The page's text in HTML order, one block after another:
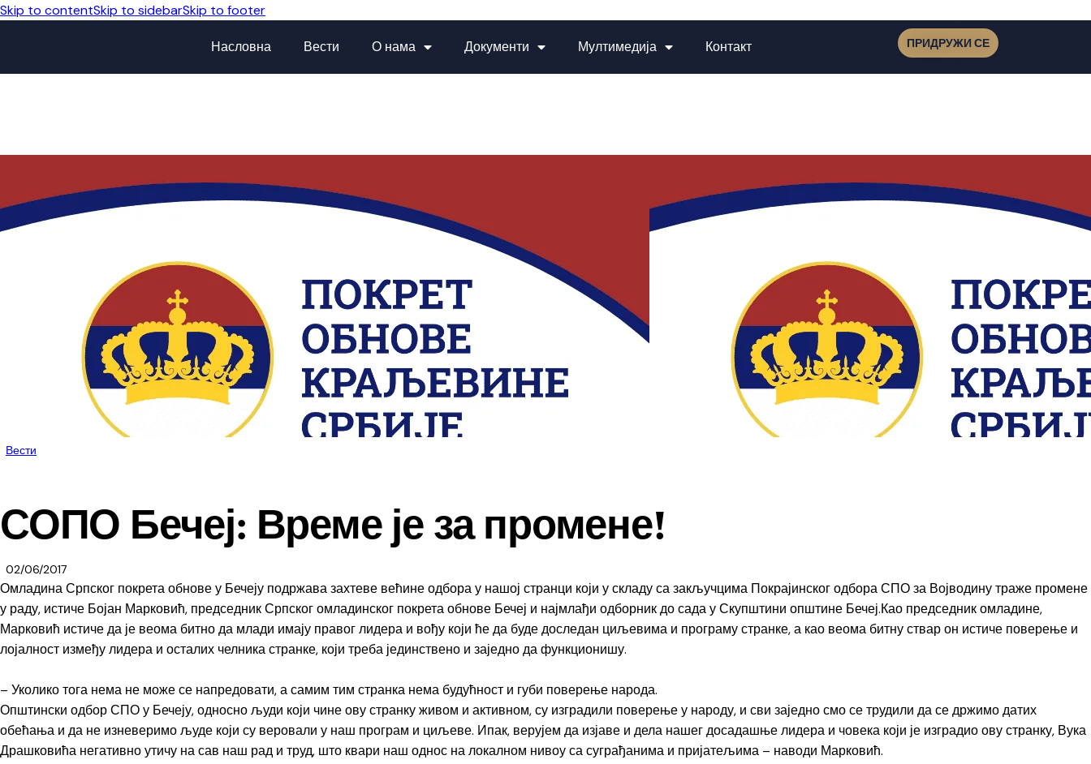
Skip to contentSkip to sidebarSkip to footer
Насловна Вести О нама Документи Мултимедија Контакт ПРИДРУЖИ СЕ
Вести
СОПО Бечеј: Време је за промене!
02/06/2017
Омладина Српског покрета обнове у Бечеју подржава захтеве већине одбора у нашој странци који у складу са закључцима Покрајинског одбора СПО за Војводину траже промене
у раду, истиче Бојан Марковић, председник Српског омладинског покрета обнове Бечеј и најмлађи одборник до сада у Скупштини општине Бечеј.Као председник омладине,
Марковић истиче да је веома битно да млади имају правог лидера и вођу који ће да буде доследан циљевима и програму странке, а као веома битну ствар он истиче поверење и
лојалност између лидера и осталих челника странке, који треба јединствено и заједно да функционишу.
– Уколико тога нема не може се напредовати, а самим тим странка нема будућност и губи поверење народа.
Општински одбор СПО у Бечеју, односно људи који чине ову странку живом и активном, су изградили поверење у народу, и сви заједно смо се трудили да се држимо датих
обећања и да не изневеримо људе који су веровали у наш програм и циљеве. Ипак, верујем да изјаве и дела нашег досадашње лидера и човека који је изградио ову странку, Вука
Драшковића негативно утичу на сав наш рад и труд, што квари наш однос на локалном нивоу са суграђанима и пријатељима – наводи Марковић.